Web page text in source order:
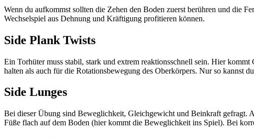
Wenn du aufkommst sollten die Zehen den Boden zuerst berühren und die
Wechselspiel aus Dehnung und Kräftigung profitieren können.
Side Plank Twists
Ein Torhüter muss stabil, stark und extrem reaktionsschnell sein. Hier
halten als auch für die Rotationsbewegung des Oberkörpers. Nur so kannst
Side Lunges
Bei dieser Übung sind Beweglichkeit, Gleichgewicht und Beinkraft gefragt.
Füße flach auf dem Boden (hier kommt die Beweglichkeit ins Spiel). Bei